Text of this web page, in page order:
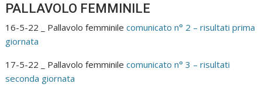
PALLAVOLO FEMMINILE
16-5-22 _ Pallavolo femminilecomunicato n° 2 – risultati prima
giornata
17-5-22 _ Pallavolo femminilecomunicato n° 3 – risultati
seconda giornata